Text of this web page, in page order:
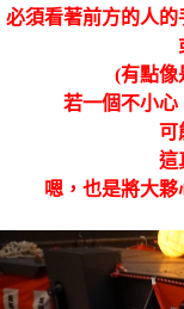
必須看著前方的人
(有點像
若一個不小心
可
這
嗯，也是將大夥